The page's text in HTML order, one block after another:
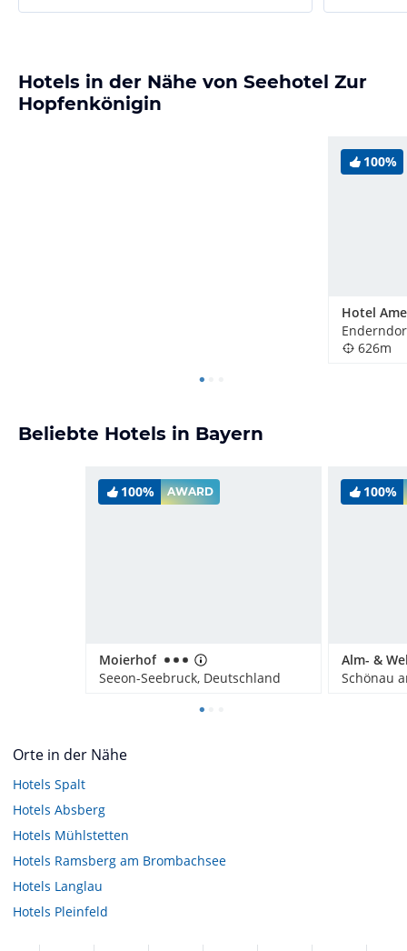
Hotels in der Nähe von Seehotel Zur
Hopfenkönigin
100%
626m
Beliebte Hotels in Bayern
100% AWARD
Moierhof
Seeon-Seebruck, Deutschland
100%
Orte in der Nähe
Hotels Spalt
Hotels Absberg
Hotels Mühlstetten
Hotels Ramsberg am Brombachsee
Hotels Langlau
Hotels Pleinfeld